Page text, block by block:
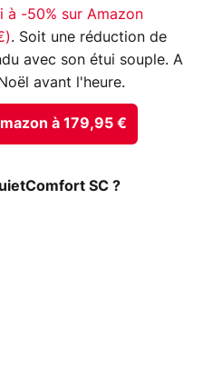
à -50% sur Amazon
. Soit une réduction de
avec son étui souple. A
avant l'heure.
à 179,95 €
SC ?